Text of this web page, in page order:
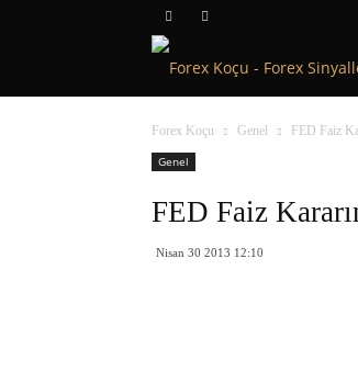
Forex Koçu Genel
FED Faiz
Genel
FED Faiz
Nisan 30 2013 12:10